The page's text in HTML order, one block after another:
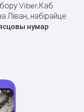
Viber.Каб
Ліван, набірайце
нумар